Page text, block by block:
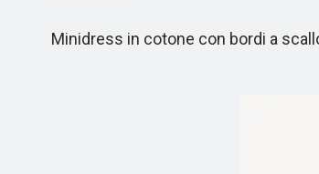
Minidress in cotone con bordi a